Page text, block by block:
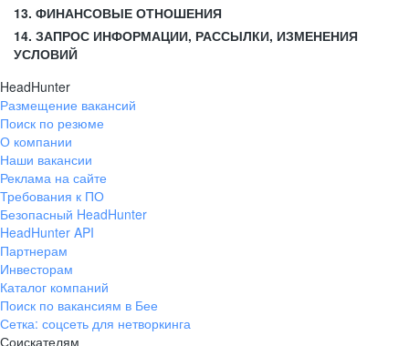
13. ФИНАНСОВЫЕ ОТНОШЕНИЯ
14. ЗАПРОС ИНФОРМАЦИИ, РАССЫЛКИ, ИЗМЕНЕНИЯ
УСЛОВИЙ
HeadHunter
Размещение вакансий
Поиск по резюме
О компании
Наши вакансии
Реклама на сайте
Требования к ПО
Безопасный HeadHunter
HeadHunter API
Партнерам
Инвесторам
Каталог компаний
Поиск по вакансиям в Бее
Сетка: соцсеть для нетворкинга
Соискателям